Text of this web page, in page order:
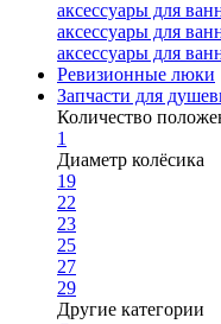
аксессуары для
аксессуары для
аксессуары для
Ревизионные люки
Запчасти для
Количество
1
Диаметр колёсика
19
22
23
25
27
29
Другие категории